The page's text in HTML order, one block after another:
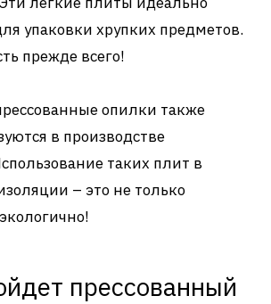
упаковки хрупких предметов.
прежде всего!
опилки также
в производстве
таких плит в
– это не только
прессованный